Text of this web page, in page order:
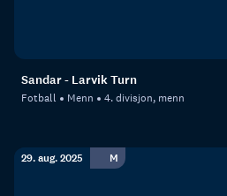
Sandar - Larvik Turn
Fotball Menn 4. divisjon, menn
29. aug. 2025 M